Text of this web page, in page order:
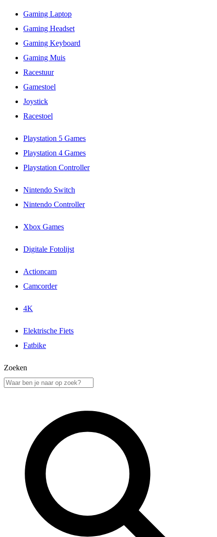
Gaming Laptop
Gaming Headset
Gaming Keyboard
Gaming Muis
Racestuur
Gamestoel
Joystick
Racestoel
Playstation 5 Games
Playstation 4 Games
Playstation Controller
Nintendo Switch
Nintendo Controller
Xbox Games
Digitale Fotolijst
Actioncam
Camcorder
4K
Elektrische Fiets
Fatbike
Zoeken